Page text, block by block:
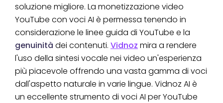
soluzione migliore. La monetizzazione video
YouTube con voci AI è permessa tenendo in
considerazione le linee guida di YouTube e la
genuinità dei contenuti. Vidnoz mira a rendere
l'uso della sintesi vocale nei video un'esperienza
più piacevole offrendo una vasta gamma di voci
dall'aspetto naturale in varie lingue. Vidnoz AI è
un eccellente strumento di voci AI per YouTube